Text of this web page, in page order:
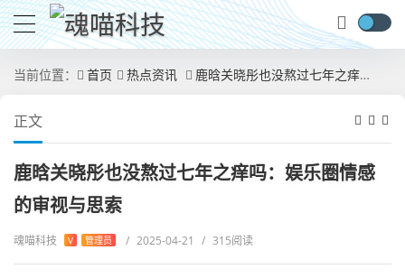
当前位置： 首页 热点资讯 ​​鹿晗关晓彤也没熬过七年之痒吗：娱乐圈情感的审视与思索​
正文
​​鹿晗关晓彤也没熬过七年之痒吗：娱乐圈情感
的审视与思索​
魂喵科技 V 管理员 / 2025-04-21 / 315阅读